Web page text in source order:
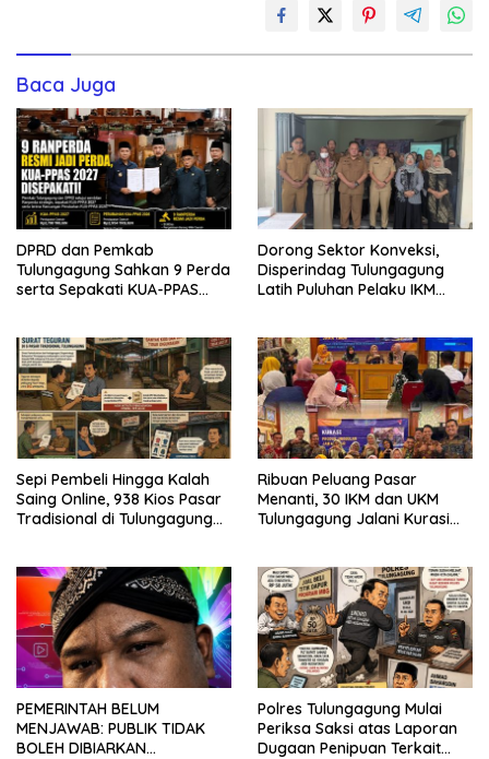
Baca Juga
DPRD dan Pemkab
Tulungagung Sahkan 9 Perda
serta Sepakati KUA-PPAS
Dorong Sektor Konveksi,
Disperindag Tulungagung
Latih Puluhan Pelaku IKM
Sepi Pembeli Hingga Kalah
Saing Online, 938 Kios Pasar
Tradisional di Tulungagung
Ribuan Peluang Pasar
Menanti, 30 IKM dan UKM
Tulungagung Jalani Kurasi
PEMERINTAH BELUM
MENJAWAB: PUBLIK TIDAK
BOLEH DIBIARKAN
Polres Tulungagung Mulai
Periksa Saksi atas Laporan
Dugaan Penipuan Terkait